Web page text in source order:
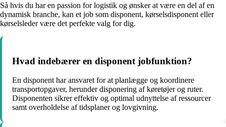
Så hvis du har en passion for logistik og ønsker at være en del af en
dynamisk branche, kan et job som disponent, kørselsdisponent eller
kørselsleder være det perfekte valg for dig.
Hvad indebærer en disponent jobfunktion?
En disponent har ansvaret for at planlægge og koordinere
transportopgaver, herunder disponering af køretøjer og ruter.
Disponenten sikrer effektiv og optimal udnyttelse af ressourcer
samt overholdelse af tidsplaner og lovgivning.